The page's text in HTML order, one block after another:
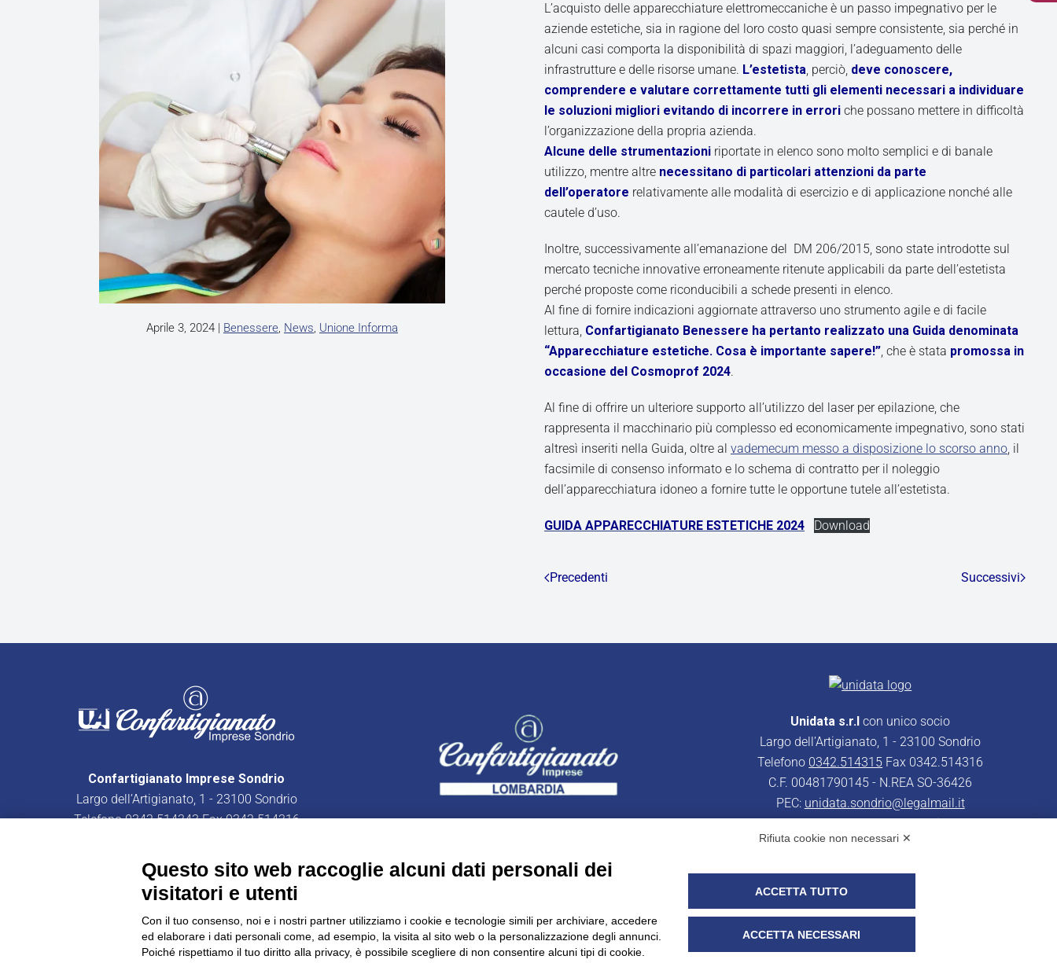
Aprile 3, 2024 | Benessere, News, Unione Informa
L’acquisto delle apparecchiature elettromeccaniche è un passo impegnativo per le
aziende estetiche, sia in ragione del loro costo quasi sempre consistente, sia perché in
alcuni casi comporta la disponibilità di spazi maggiori, l’adeguamento delle
infrastrutture e delle risorse umane. L’estetista, perciò, deve conoscere,
comprendere e valutare correttamente tutti gli elementi necessari a individuare
le soluzioni migliori evitando di incorrere in errori che possano mettere in difficoltà
l’organizzazione della propria azienda.
Alcune delle strumentazioni riportate in elenco sono molto semplici e di banale
utilizzo, mentre altre necessitano di particolari attenzioni da parte
dell’operatore relativamente alle modalità di esercizio e di applicazione nonché alle
cautele d’uso.
Inoltre, successivamente all’emanazione del DM 206/2015, sono state introdotte sul
mercato tecniche innovative erroneamente ritenute applicabili da parte dell’estetista
perché proposte come riconducibili a schede presenti in elenco.
Al fine di fornire indicazioni aggiornate attraverso uno strumento agile e di facile
lettura, Confartigianato Benessere ha pertanto realizzato una Guida denominata
“Apparecchiature estetiche. Cosa è importante sapere!”, che è stata promossa in
occasione del Cosmoprof 2024.
Al fine di offrire un ulteriore supporto all’utilizzo del laser per epilazione, che
rappresenta il macchinario più complesso ed economicamente impegnativo, sono stati
altresì inseriti nella Guida, oltre al vademecum messo a disposizione lo scorso anno, il
facsimile di consenso informato e lo schema di contratto per il noleggio
dell’apparecchiatura idoneo a fornire tutte le opportune tutele all’estetista.
GUIDA APPARECCHIATURE ESTETICHE 2024 Download
Precedenti Successivi
Confartigianato Imprese Sondrio
Largo dell’Artigianato, 1 - 23100 Sondrio
Telefono0342.514343Fax 0342.514316
confartigianatoimpresesondrio@legalmail.it
Unidata s.r.l con unico socio
Largo dell’Artigianato, 1 - 23100 Sondrio
Telefono 0342.514315 Fax 0342.514316
C.F. 00481790145 - N.REA SO-36426
PEC: unidata.sondrio@legalmail.it
Cap. soc. euro 100.000,00 i.v.
CONFARTIGIANATO - Informative privacy Cookie Policy Dichiarazione di accessibilità UNIDATA - Informativa privacy (per i clienti)
Rifiuta cookie non necessari ✕
Questo sito web raccoglie alcuni dati personali dei
visitatori e utenti
Con il tuo consenso, noi e i nostri partner utilizziamo i cookie e tecnologie simili per archiviare, accedere
ed elaborare i dati personali come, ad esempio, la visita al sito web o la personalizzazione degli annunci.
Poiché rispettiamo il tuo diritto alla privacy, è possibile scegliere di non consentire alcuni tipi di cookie.
ACCETTA TUTTO
ACCETTA NECESSARI